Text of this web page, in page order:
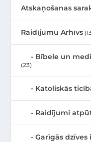
Atskaņošanas
Raidījumu Arhīvs
Bībele un
(23)
Katoliskās
Raidījumi
Garīgās dzīves